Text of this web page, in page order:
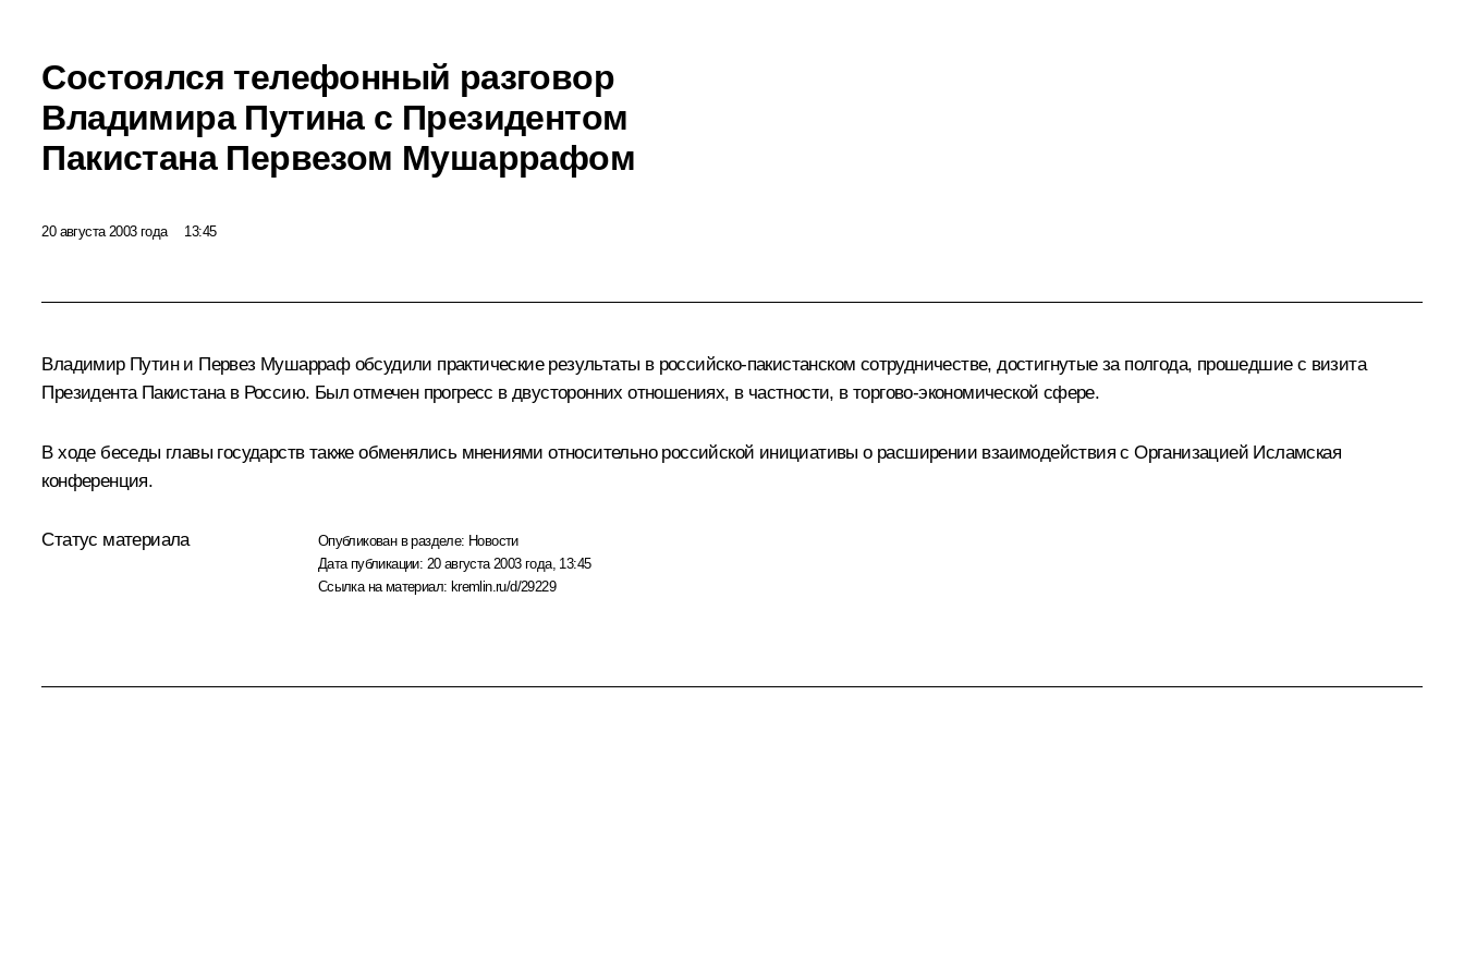
Состоялся телефонный разговор
Владимира Путина с Президентом
Пакистана Первезом Мушаррафом
20 августа 2003 года 13:45
Владимир Путин и Первез Мушарраф обсудили практические результаты в российско-пакистанском сотрудничестве, достигнутые за полгода, прошедшие с визита
Президента Пакистана в Россию. Был отмечен прогресс в двусторонних отношениях, в частности, в торгово-экономической сфере.
В ходе беседы главы государств также обменялись мнениями относительно российской инициативы о расширении взаимодействия с Организацией Исламская
конференция.
Статус материала Опубликован в разделе: Новости
Дата публикации: 20 августа 2003 года, 13:45
Ссылка на материал: kremlin.ru/d/29229